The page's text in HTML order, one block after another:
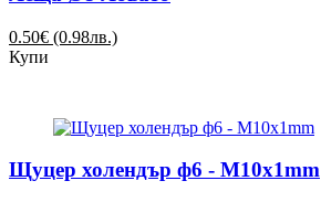
0.50€ (0.98лв.)
Купи
Щуцер холендър ф6 - M10х1mm